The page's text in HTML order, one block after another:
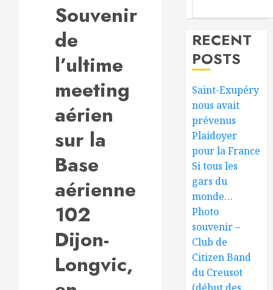
Souvenir
de
l’ultime
meeting
aérien
sur la
Base
aérienne
102
Dijon-
Longvic,
RECENT
POSTS
Saint-Exupéry
nous avait
prévenus
Plaidoyer
pour la France
Si tous les
gars du
monde…
Photo
souvenir –
Club de
Citizen Band
du Creusot